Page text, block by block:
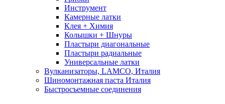
Инструмент
Камерные латки
Клея + Химия
Колышки + Шнуры
Пластыри диагональные
Пластыри радиальные
Универсальные латки
Вулканизаторы, LAMCO, Италия
Шиномонтажная паста Италия
Быстросъемные соединения